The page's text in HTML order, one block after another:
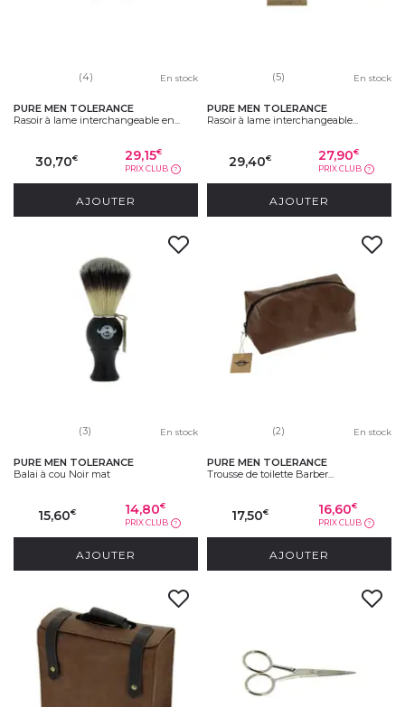
(4) En stock
PURE MEN TOLERANCE
Rasoir à lame interchangeable en...
30,70€ 29,15€
PRIX CLUB ?
AJOUTER
(5) En stock
PURE MEN TOLERANCE
Rasoir à lame interchangeable...
29,40€ 27,90€
PRIX CLUB ?
AJOUTER
(3) En stock
PURE MEN TOLERANCE
Balai à cou Noir mat
15,60€ 14,80€
PRIX CLUB ?
AJOUTER
(2) En stock
PURE MEN TOLERANCE
Trousse de toilette Barber...
17,50€ 16,60€
PRIX CLUB ?
AJOUTER